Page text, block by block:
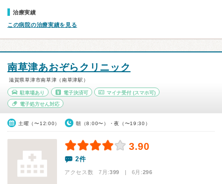
治療実績
この病院の治療実績を見る
南草津あおぞらクリニック
滋賀県草津市南草津（南草津駅）
駐車場あり 電子決済可 マイナ受付 (スマホ可)
電子処方せん対応
土曜（〜12:00） 朝（8:00〜）・夜（〜19:30）
3.90
2件
アクセス数 7月:399 | 6月:296